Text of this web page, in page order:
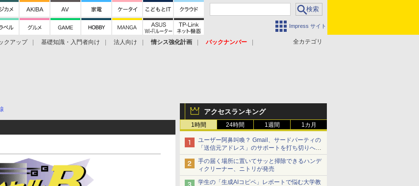
Impress サイト
全カテゴリ
クアップ 基礎知識・入門者向け 法人向け 情シス強化計画
バックナンバー
アクセスランキング
1時間 24時間 1週間 1カ月
ユーザー阿鼻叫喚？ Gmail、サードパーティの
「送信元アドレス」のサポートを打ち切りへ
【やじうまWatch】
手の届く場所に置いてサッと掃除できるハンデ
ィクリーナー、ニトリが発売
学生の「生成AIコピペ」レポートで悩む大学教